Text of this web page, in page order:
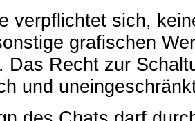
verpflichtet sich,
grafischen
Das Recht zur
und